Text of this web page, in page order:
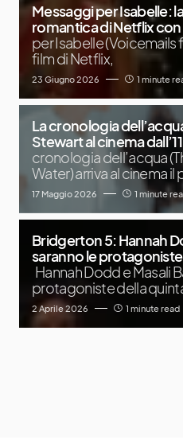
Messaggi per Isabelle:
romantica di Netflix
per Isabelle (Voicemails
film di Netflix,
23 Giugno 2026 1 minute
La cronologia
Stewart al cinema
cronologia dell’acqua
Water) arriva al cinema il
17 Maggio 2026 1 minute
Bridgerton 5: Hannah
saranno le
Hannah Dodd e Masali
protagoniste della
2 Aprile 2026 1 minute read